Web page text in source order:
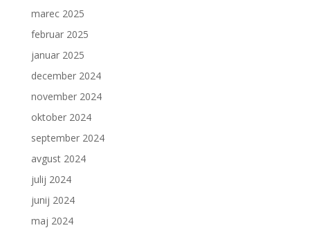
marec 2025
februar 2025
januar 2025
december 2024
november 2024
oktober 2024
september 2024
avgust 2024
julij 2024
junij 2024
maj 2024